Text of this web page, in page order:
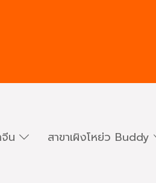
น สาขาเผิงโหย่ว Buddy